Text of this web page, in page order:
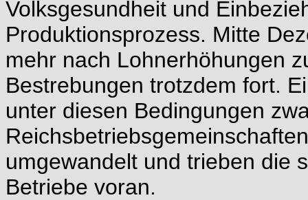
Volksgesundheit und
Produktionsprozess. Mitte
mehr nach Lohnerhöhungen
Bestrebungen trotzdem fort.
unter diesen Bedingungen
umgewandelt und trieben die
Betriebe voran.